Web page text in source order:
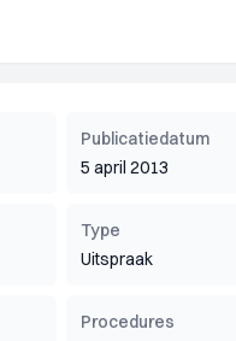
Publicatiedatum
5 april 2013
Type
Uitspraak
Procedures